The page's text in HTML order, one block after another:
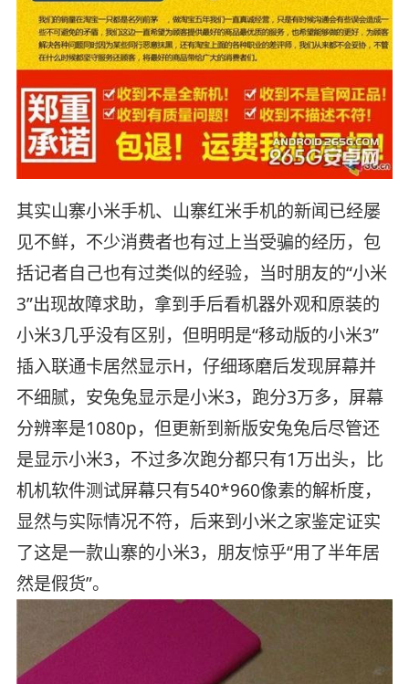
其实山寨小米手机、山寨红米手机的新闻已经屡
见不鲜，不少消费者也有过上当受骗的经历，包
括记者自己也有过类似的经验，当时朋友的“小米
3”出现故障求助，拿到手后看机器外观和原装的
小米3几乎没有区别，但明明是“移动版的小米3”
插入联通卡居然显示H，仔细琢磨后发现屏幕并
不细腻，安兔兔显示是小米3，跑分3万多，屏幕
分辨率是1080p，但更新到新版安兔兔后尽管还
是显示小米3，不过多次跑分都只有1万出头，比
机机软件测试屏幕只有540*960像素的解析度，
显然与实际情况不符，后来到小米之家鉴定证实
了这是一款山寨的小米3，朋友惊乎“用了半年居
然是假货”。